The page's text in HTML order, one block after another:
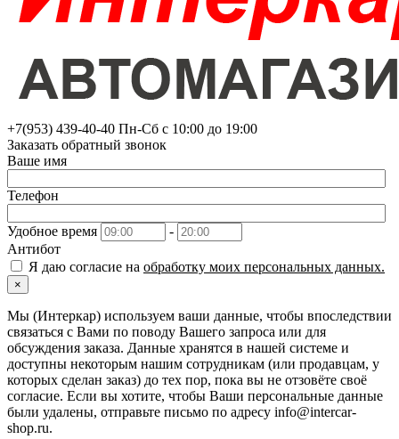
+7(953) 439-40-40 Пн-Сб с 10:00 до 19:00
Заказать обратный звонок
Ваше имя
Телефон
Удобное время
-
Антибот
Я даю согласие на обработку моих персональных данных.
×
Мы (Интеркар) используем ваши данные, чтобы впоследствии
связаться с Вами по поводу Вашего запроса или для
обсуждения заказа. Данные хранятся в нашей системе и
доступны некоторым нашим сотрудникам (или продавцам, у
которых сделан заказ) до тех пор, пока вы не отзовёте своё
согласие. Если вы хотите, чтобы Ваши персональные данные
были удалены, отправьте письмо по адресу info@intercar-
shop.ru.